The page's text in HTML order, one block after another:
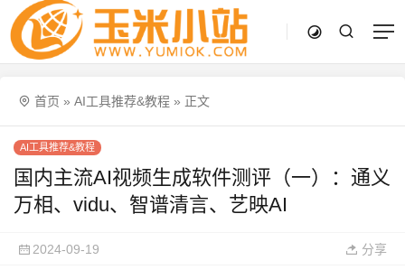
首页 » AI工具推荐&教程 » 正文
AI工具推荐&教程
国内主流AI视频生成软件测评（一）：通义
万相、vidu、智谱清言、艺映AI
2024-09-19 分享